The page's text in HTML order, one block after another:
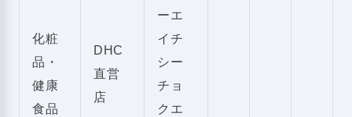
化粧
品・
健康
食品
DHC
直営
店
ーエ
イチ
シー
チョ
クエ